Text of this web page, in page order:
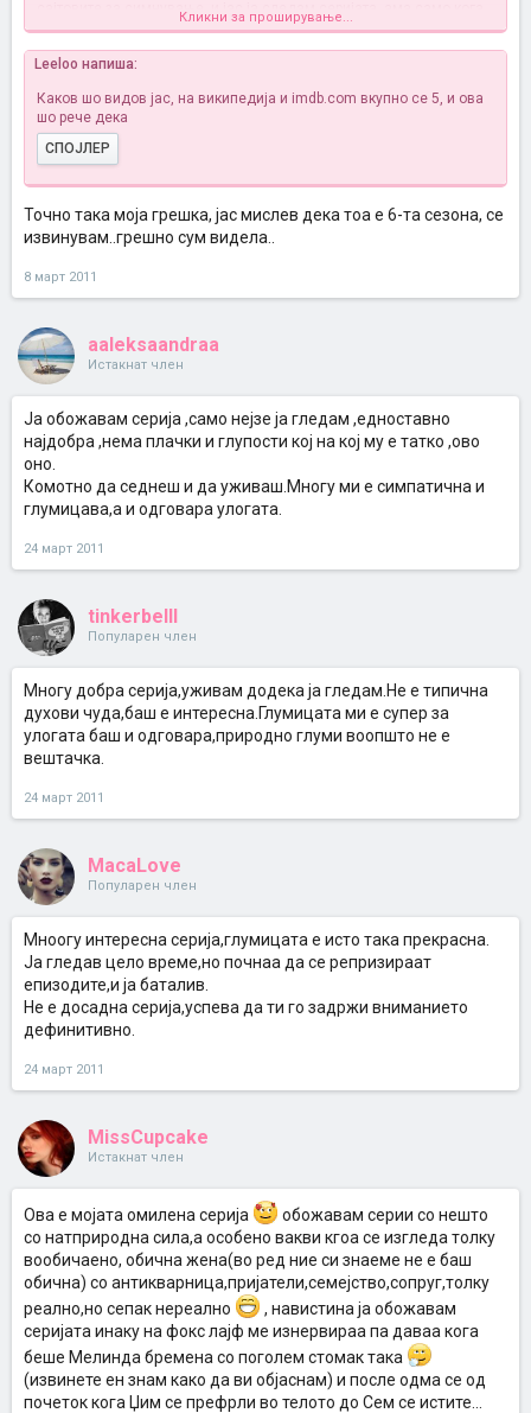
сајтовите за симнување, и јас ја следам серијата, ама само кога
даваат на ТВ, немам време да симнувам од нет...инаку разбрав
дека
Кликни за проширување...
Leeloo напиша:
Каков шо видов јас, на википедија и imdb.com вкупно се 5, и ова
шо рече дека
СПОЈЛЕР
Точно така моја грешка, јас мислев дека тоа е 6-та сезона, се
извинувам..грешно сум видела..
8 март 2011
aaleksaandraa
Истакнат член
Ја обожавам серија ,само нејзе ја гледам ,едноставно
најдобра ,нема плачки и глупости кој на кој му е татко ,ово
оно.
Комотно да седнеш и да уживаш.Многу ми е симпатична и
глумицава,а и одговара улогата.
24 март 2011
tinkerbelll
Популарен член
Многу добра серија,уживам додека ја гледам.Не е типична
духови чуда,баш е интересна.Глумицата ми е супер за
улогата баш и одговара,природно глуми воопшто не е
вештачка.
24 март 2011
MacaLove
Популарен член
Мноогу интересна серија,глумицата е исто така прекрасна.
Ја гледав цело време,но почнаа да се репризираат
епизодите,и ја баталив.
Не е досадна серија,успева да ти го задржи вниманието
дефинитивно.
24 март 2011
MissCupcake
Истакнат член
Ова е мојата омилена серија
обожавам серии со нешто
со натприродна сила,а особено вакви кгоа се изгледа толку
вообичаено, обична жена(во ред ние си знаеме не е баш
обична) со антикварница,пријатели,семејство,сопруг,толку
реално,но сепак нереално
, навистина ја обожавам
серијата инаку на фокс лајф ме изнервираа па даваа кога
беше Мелинда бремена со поголем стомак така
(извинете ен знам како да ви објаснам) и после одма се од
почеток кога Џим се префрли во телото до Сем се истите...